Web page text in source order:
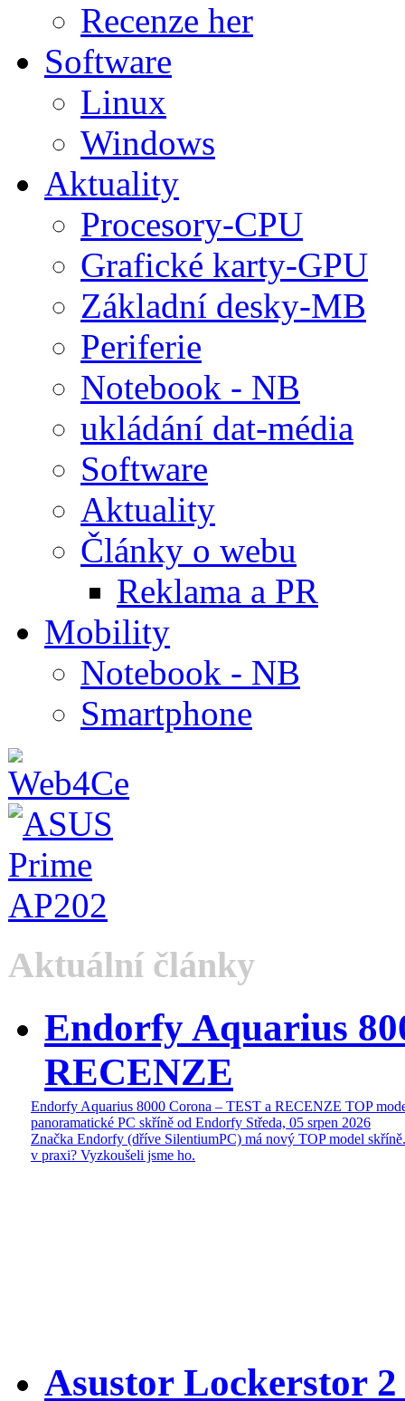
Recenze her
Software
Linux
Windows
Aktuality
Procesory-CPU
Grafické karty-GPU
Základní desky-MB
Periferie
Notebook - NB
ukládání dat-média
Software
Aktuality
Články o webu
Reklama a PR
Mobility
Notebook - NB
Smartphone
Aktuální články
Endorfy Aquarius
RECENZE
Endorfy Aquarius 8000 Corona – TEST a RECENZE TOP
panoramatické PC skříně od Endorfy Středa, 05 srpen 2026
Značka Endorfy (dříve SilentiumPC) má nový TOP model
v praxi? Vyzkoušeli jsme ho.
Asustor Lockerstor